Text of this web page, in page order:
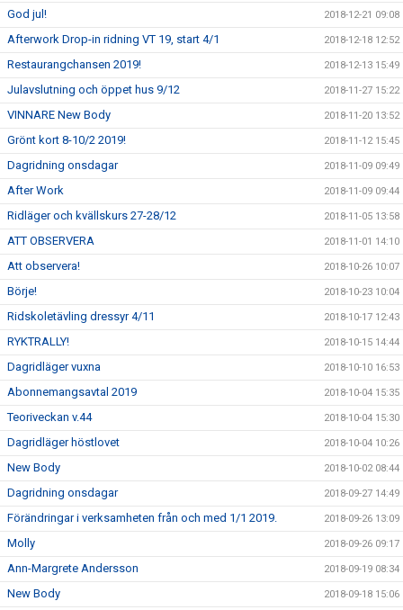
God jul! 2018-12-21 09:08
Afterwork Drop-in ridning VT 19, start 4/1 2018-12-18 12:52
Restaurangchansen 2019! 2018-12-13 15:49
Julavslutning och öppet hus 9/12 2018-11-27 15:22
VINNARE New Body 2018-11-20 13:52
Grönt kort 8-10/2 2019! 2018-11-12 15:45
Dagridning onsdagar 2018-11-09 09:49
After Work 2018-11-09 09:44
Ridläger och kvällskurs 27-28/12 2018-11-05 13:58
ATT OBSERVERA 2018-11-01 14:10
Att observera! 2018-10-26 10:07
Börje! 2018-10-23 10:04
Ridskoletävling dressyr 4/11 2018-10-17 12:43
RYKTRALLY! 2018-10-15 14:44
Dagridläger vuxna 2018-10-10 16:53
Abonnemangsavtal 2019 2018-10-04 15:35
Teoriveckan v.44 2018-10-04 15:30
Dagridläger höstlovet 2018-10-04 10:26
New Body 2018-10-02 08:44
Dagridning onsdagar 2018-09-27 14:49
Förändringar i verksamheten från och med 1/1 2019. 2018-09-26 13:09
Molly 2018-09-26 09:17
Ann-Margrete Andersson 2018-09-19 08:34
New Body 2018-09-18 15:06